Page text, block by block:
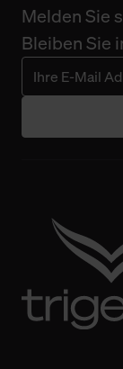
Melden Sie
Bleiben Sie